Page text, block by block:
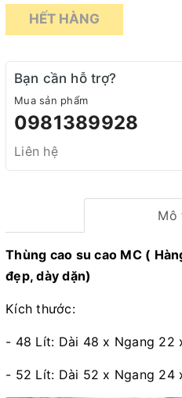
HẾT HÀNG
Bạn cần hỗ trợ?
Mua sản phẩm
0981389928
Liên hệ
Mô
Thùng cao su cao MC (
đẹp, dày dặn)
Kích thước:
- 48 Lít: Dài 48 x Ngang 22
- 52 Lít: Dài 52 x Ngang 24